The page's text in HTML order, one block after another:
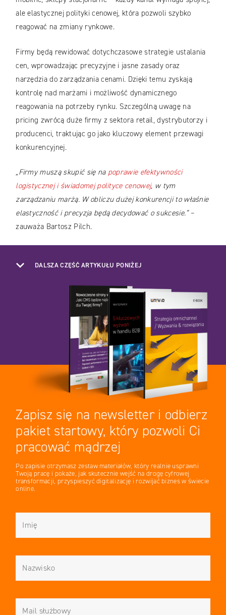
ale elastycznej polityki cenowej, która pozwoli szybko
reagować na zmiany rynkowe.
Firmy będą rewidować dotychczasowe strategie ustalania
cen, wprowadzając precyzyjne i jasne zasady oraz
narzędzia do zarządzania cenami. Dzięki temu zyskają
kontrolę nad marżami i możliwość dynamicznego
reagowania na potrzeby rynku. Szczególną uwagę na
pricing zwrócą duże firmy z sektora retail, dystrybutorzy i
producenci, traktując go jako kluczowy element przewagi
konkurencyjnej.
„Firmy muszą skupić się na poprawie efektywności
logistycznej i świadomej polityce cenowej, w tym
zarządzaniu marżą. W obliczu dużej konkurencji to właśnie
elastyczność i precyzja będą decydować o sukcesie.”–
zauważa Bartosz Pilch.
DALSZA CZĘŚĆ ARTYKUŁU PONIŻEJ
Zapisz się na newsletter i odbierz
pakiet startowy, który pozwoli Ci
pracować mądrzej
Po zapisie otrzymasz zestaw materiałów, który realnie usprawni
Twoją pracę i pokaże, jak skutecznie wejść na drogę cyfrowej
transformacji, przyspieszyć digitalizację i rozwijać biznes w świecie
online.